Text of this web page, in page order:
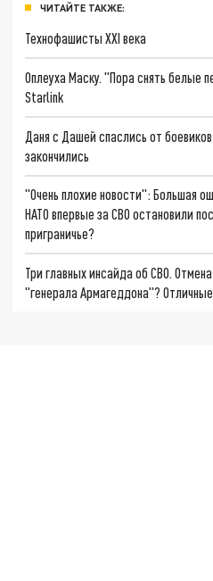
ЧИТАЙТЕ ТАКЖЕ:
Технофашисты XXI века
Оплеуха Маску. "Пора снять белые
Starlink
Даня с Дашей спаслись от
закончились
"Очень плохие новости": Большая
НАТО впервые за СВО остановили
приграничье?
Три главных инсайда об СВО.
"генерала Армагеддона"?